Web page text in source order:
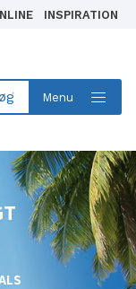
INSPIRATION
Menu